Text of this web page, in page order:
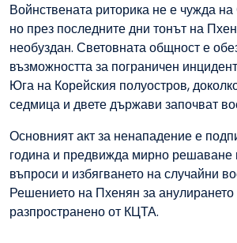
Войнствената риторика не е чужда
но през последните дни тонът на
необуздан. Световната общност е
възможността за пограничен
Юга на Корейския полуостров,
седмица и двете държави започват
Основният акт за ненападение е
година и предвижда мирно решаване
въпроси и избягването на случайни
Решението на Пхенян за
разпространено от КЦТА.